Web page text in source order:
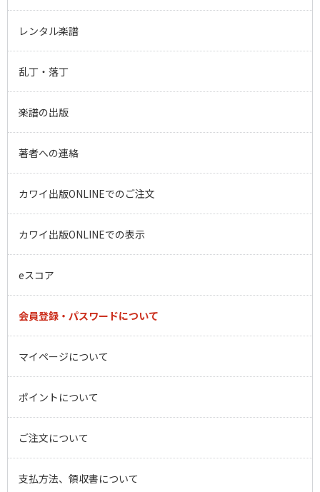
レンタル楽譜
乱丁・落丁
楽譜の出版
著者への連絡
カワイ出版ONLINEでのご注文
カワイ出版ONLINEでの表示
eスコア
会員登録・パスワードについて
マイページについて
ポイントについて
ご注文について
支払方法、領収書について